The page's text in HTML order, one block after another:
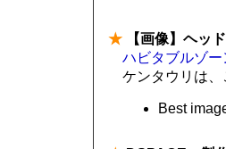
★ 【画像】ヘッ
ハビタブルゾ
ケンタウリは、
Best